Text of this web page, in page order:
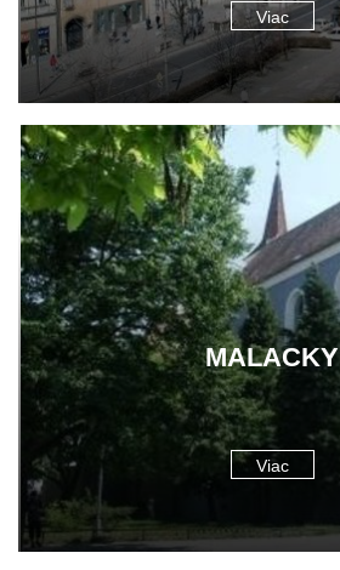
Viac
MALACKY
Viac